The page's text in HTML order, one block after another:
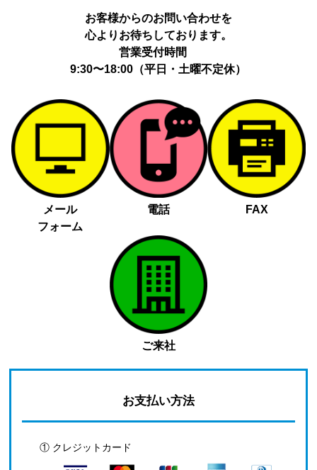
お客様からのお問い合わせを
心よりお待ちしております。
営業受付時間
9:30〜18:00（平日・土曜不定休）
メール
フォーム
電話 FAX
ご来社
お支払い方法
① クレジットカード